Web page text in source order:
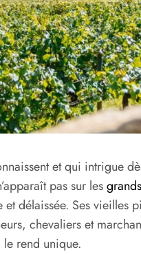
et qui intrigue
pas sur les
délaissée. Ses vieilles
chevaliers et
rend unique.